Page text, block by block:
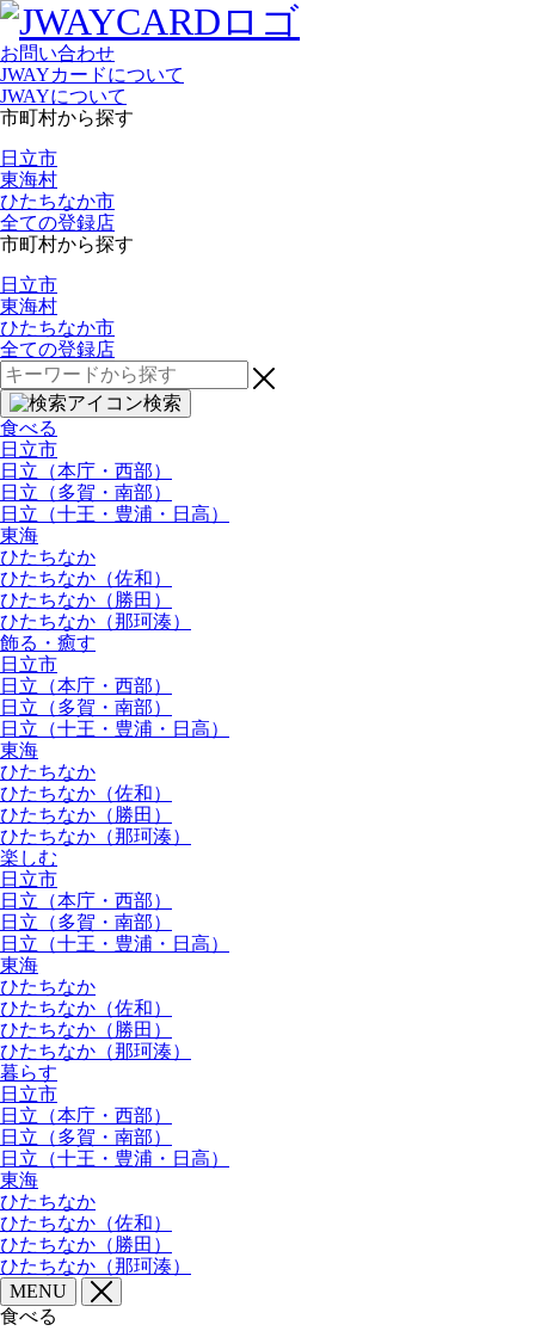
お問い合わせ
JWAYカードについて
JWAYについて
市町村から探す
日立市
東海村
ひたちなか市
全ての登録店
市町村から探す
日立市
東海村
ひたちなか市
全ての登録店
検
索:
検索
食べる
日立市
日立（本庁・西部）
日立（多賀・南部）
日立（十王・豊浦・日高）
東海
ひたちなか
ひたちなか（佐和）
ひたちなか（勝田）
ひたちなか（那珂湊）
飾る・癒す
日立市
日立（本庁・西部）
日立（多賀・南部）
日立（十王・豊浦・日高）
東海
ひたちなか
ひたちなか（佐和）
ひたちなか（勝田）
ひたちなか（那珂湊）
楽しむ
日立市
日立（本庁・西部）
日立（多賀・南部）
日立（十王・豊浦・日高）
東海
ひたちなか
ひたちなか（佐和）
ひたちなか（勝田）
ひたちなか（那珂湊）
暮らす
日立市
日立（本庁・西部）
日立（多賀・南部）
日立（十王・豊浦・日高）
東海
ひたちなか
ひたちなか（佐和）
ひたちなか（勝田）
ひたちなか（那珂湊）
MENU
食べる